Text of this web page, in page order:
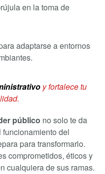
en la toma de
adaptarse a entornos
y fortalece tu
público no solo te da
funcionamiento del
para transformarlo.
comprometidos, éticos y
cualquiera de sus ramas.